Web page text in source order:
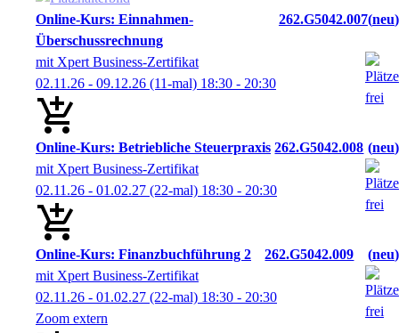
Online-Kurs: Einnahmen-
Überschussrechnung
262.G5042.007 neu
mit Xpert Business-Zertifikat
02.11.26 - 09.12.26 (11-mal) 18:30 - 20:30
Online-Kurs: Betriebliche Steuerpraxis 262.G5042.008 neu
mit Xpert Business-Zertifikat
02.11.26 - 01.02.27 (22-mal) 18:30 - 20:30
Online-Kurs: Finanzbuchführung 2 262.G5042.009
neu
mit Xpert Business-Zertifikat
02.11.26 - 01.02.27 (22-mal) 18:30 - 20:30
Zoom extern